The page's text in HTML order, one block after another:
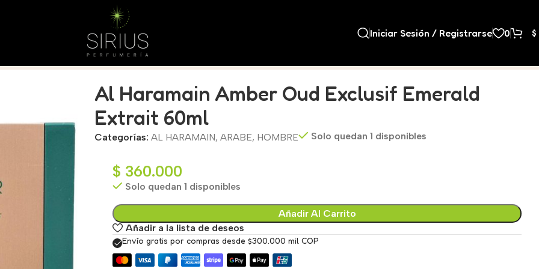
Iniciar Sesión / Registrarse 0 $
Al Haramain Amber Oud Exclusif Emerald
Extrait 60ml
Categorías: AL HARAMAIN, ARABE, HOMBRE Solo quedan 1 disponibles
$ 360.000
Solo quedan 1 disponibles
Añadir Al Carrito
Añadir a la lista de deseos
Envío gratis por compras desde $300.000 mil COP